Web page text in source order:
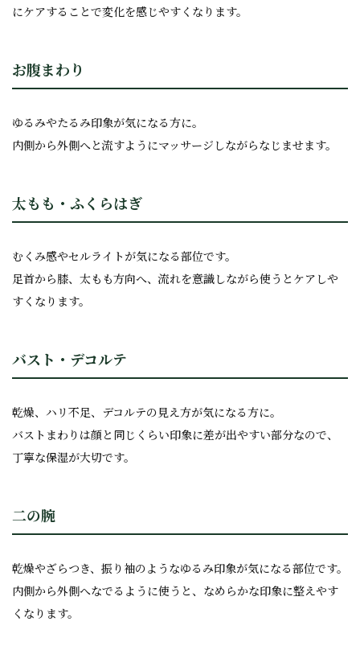
にケアすることで変化を感じやすくなります。
お腹まわり
ゆるみやたるみ印象が気になる方に。
内側から外側へと流すようにマッサージしながらなじませます。
太もも・ふくらはぎ
むくみ感やセルライトが気になる部位です。
足首から膝、太もも方向へ、流れを意識しながら使うとケアしや
すくなります。
バスト・デコルテ
乾燥、ハリ不足、デコルテの見え方が気になる方に。
バストまわりは顔と同じくらい印象に差が出やすい部分なので、
丁寧な保湿が大切です。
二の腕
乾燥やざらつき、振り袖のようなゆるみ印象が気になる部位です。
内側から外側へなでるように使うと、なめらかな印象に整えやす
くなります。